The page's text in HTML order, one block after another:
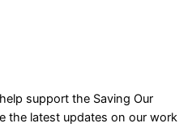
support the Saving Our
the latest updates on our work